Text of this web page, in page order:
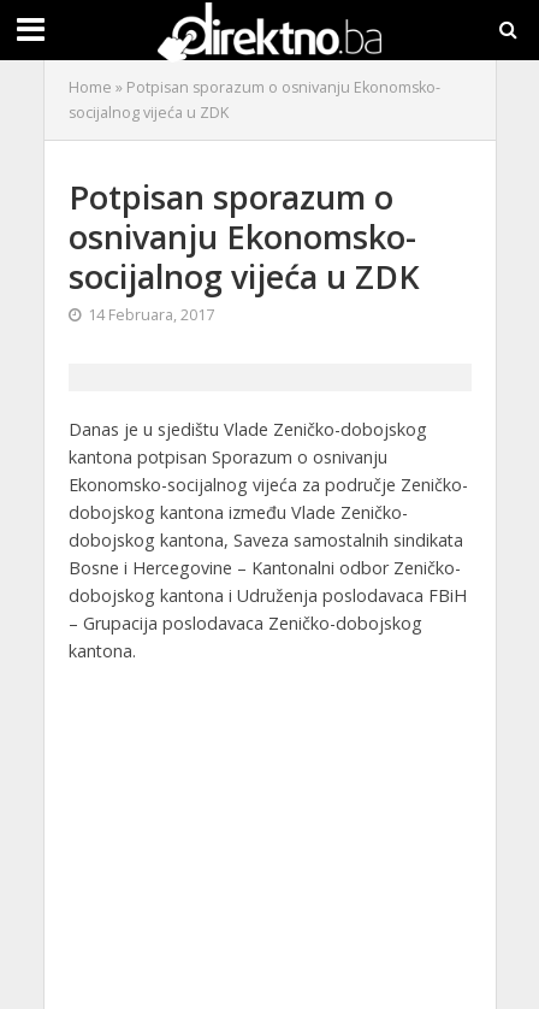
Home » Potpisan sporazum o osnivanju Ekonomsko-
socijalnog vijeća u ZDK
Potpisan sporazum o
osnivanju Ekonomsko-
socijalnog vijeća u ZDK
14 Februara, 2017
Danas je u sjedištu Vlade Zeničko-dobojskog
kantona potpisan Sporazum o osnivanju
Ekonomsko-socijalnog vijeća za područje Zeničko-
dobojskog kantona između Vlade Zeničko-
dobojskog kantona, Saveza samostalnih sindikata
Bosne i Hercegovine – Kantonalni odbor Zeničko-
dobojskog kantona i Udruženja poslodavaca FBiH
– Grupacija poslodavaca Zeničko-dobojskog
kantona.